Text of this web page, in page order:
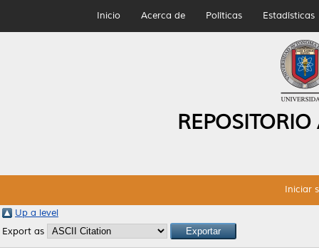
Inicio Acerca de Políticas Estadísticas
Iniciar
Up a level
Export as